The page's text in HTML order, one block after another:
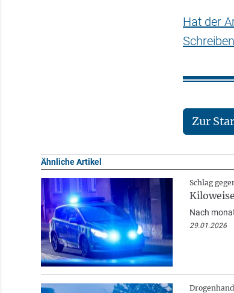
Hat der
Zur
Ähnliche Artikel
Schlag
Nach
29.01.2026